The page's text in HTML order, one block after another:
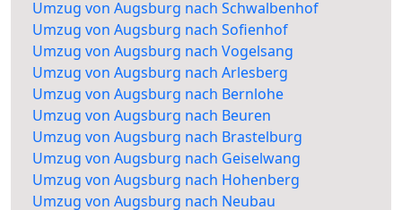
Umzug von Augsburg nach Schwalbenhof
Umzug von Augsburg nach Sofienhof
Umzug von Augsburg nach Vogelsang
Umzug von Augsburg nach Arlesberg
Umzug von Augsburg nach Bernlohe
Umzug von Augsburg nach Beuren
Umzug von Augsburg nach Brastelburg
Umzug von Augsburg nach Geiselwang
Umzug von Augsburg nach Hohenberg
Umzug von Augsburg nach Neubau